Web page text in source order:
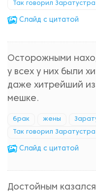
Так говорил Заратустра
Cлайд с цитатой
Осторожными
у всех у них были
даже хитрейший из
мешке.
брак жены
Так говорил Заратустра
Cлайд с цитатой
Достойным